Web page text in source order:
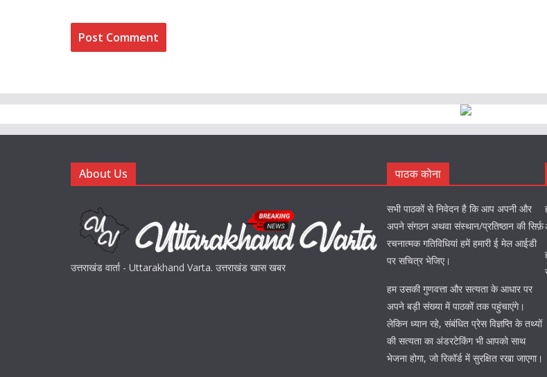
About Us
उत्तराखंड वार्ता - Uttarakhand Varta. उत्तराखंड खास खबर
पाठक कोना
सभी पाठकों से निवेदन है कि आप अपनी और
अपने संगठन अथवा संस्थान/प्रतिष्ठान की सिर्फ़
रचनात्मक गतिविधियां हमें हमारी ई मेल आईडी
पर सचित्र भेजिए।
हम उसकी गुणवत्ता और सत्यता के आधार पर
अपने बड़ी संख्या में पाठकों तक पहुंचाएंगे।
लेकिन ध्यान रहे, संबंधित प्रेस विज्ञप्ति के तथ्यों
की सत्यता का अंडरटेकिंग भी आपको साथ
भेजना होगा, जो रिकॉर्ड में सुरक्षित रखा जाएगा।